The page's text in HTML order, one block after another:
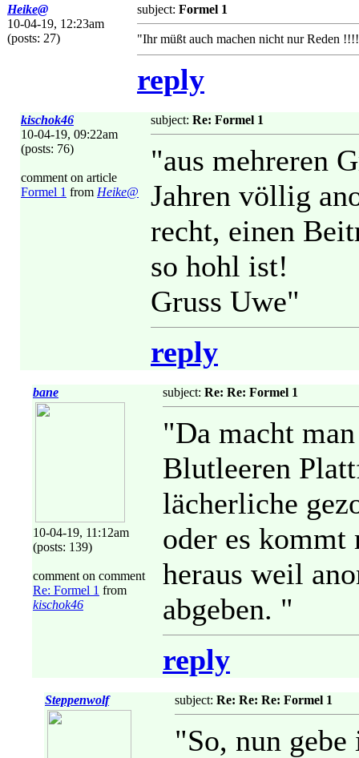
Heike@
10-04-19, 12:23am
(posts: 27)
subject: Formel 1
"Ihr müßt auch machen nicht nur Reden
reply
kischok46
10-04-19, 09:22am
(posts: 76)
comment on article
Formel 1 from Heike@
subject: Re: Formel 1
"aus mehreren
Jahren völlig
recht, einen
so hohl ist!
Gruss Uwe"
reply
bane
10-04-19, 11:12am
(posts: 139)
comment on comment
Re: Formel 1 from
kischok46
subject: Re: Re: Formel 1
"Da macht
Blutleeren
lächerliche
oder es
heraus weil
abgeben. "
reply
Steppenwolf subject: Re: Re: Re: Formel 1
"So, nun